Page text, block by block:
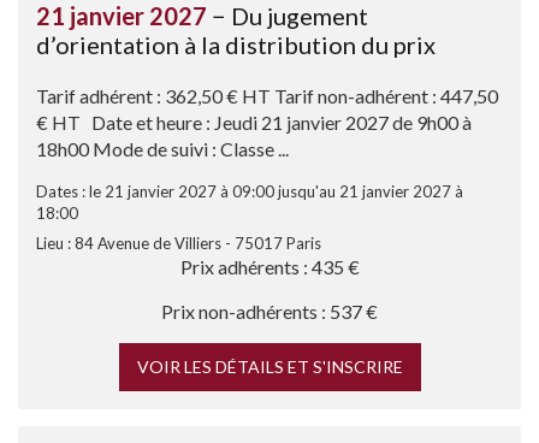
21 janvier 2027 − Du jugement
d’orientation à la distribution du prix
Tarif adhérent : 362,50 € HT Tarif non-adhérent : 447,50
€ HT Date et heure : Jeudi 21 janvier 2027 de 9h00 à
18h00 Mode de suivi : Classe ...
Dates : le 21 janvier 2027 à 09:00 jusqu'au 21 janvier 2027 à
18:00
Lieu : 84 Avenue de Villiers - 75017 Paris
Prix adhérents : 435 €
Prix non-adhérents : 537 €
VOIR LES DÉTAILS ET S'INSCRIRE